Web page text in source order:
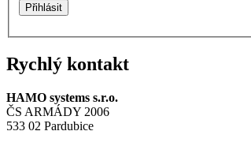
Rychlý kontakt
HAMO systems s.r.o.
ČS ARMÁDY 2006
533 02 Pardubice